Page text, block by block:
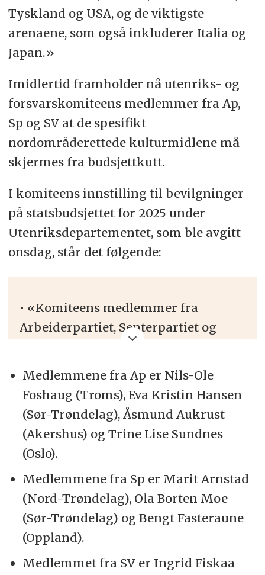
Tyskland og USA, og de viktigste
arenaene, som også inkluderer Italia og
Japan.»
Imidlertid framholder nå utenriks- og
forsvarskomiteens medlemmer fra Ap,
Sp og SV at de spesifikt
nordområderettede kulturmidlene må
skjermes fra budsjettkutt.
I komiteens innstilling til bevilgninger
på statsbudsjettet for 2025 under
Utenriksdepartementet, som ble avgitt
onsdag, står det følgende:
• «Komiteens medlemmer fra
Arbeiderpartiet, Senterpartiet og
av å fremme grensekryssende
kultursamarbeid i nord. Disse
medlemmer vil fremheve dette som
særlig viktig i tider med konflikt og
uro i verden. Da trenger vi ikke
mindre, men mer kultur. Disse
medlemmer er opptatt av at
kulturdimensjonen som del av
nordområdesatsingen derfor skal
opprettholdes.»
Medlemmene fra Ap er Nils-Ole
Foshaug (Troms), Eva Kristin Hansen
(Sør-Trøndelag), Åsmund Aukrust
(Akershus) og Trine Lise Sundnes
(Oslo).
Medlemmene fra Sp er Marit Arnstad
(Nord-Trøndelag), Ola Borten Moe
(Sør-Trøndelag) og Bengt Fasteraune
(Oppland).
Medlemmet fra SV er Ingrid Fiskaa